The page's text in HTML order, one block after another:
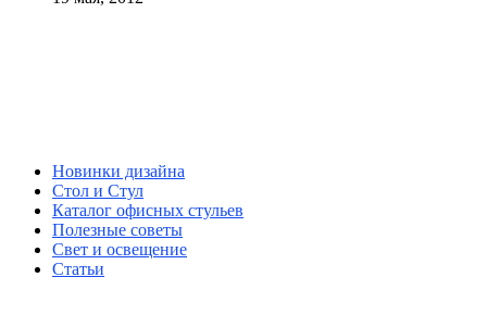
Новинки дизайна
Стол и Стул
Каталог офисных стульев
Полезные советы
Свет и освещение
Статьи